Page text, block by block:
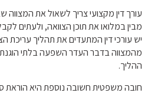
עורך דין מקצועי צריך לשאול את
מבין במלואו את תוכן הצוואה, ולעתים
יש עורכי דין המתעדים את תהליך עריכת
מהמצווה בדבר העדר השפעה בלתי
ההליך.